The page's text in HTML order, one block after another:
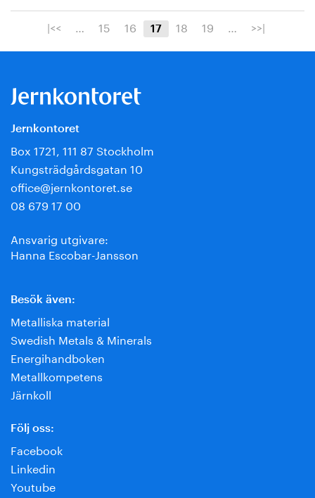
|<< … 15 16 17 18 19 … >>|
Jernkontoret
Box 1721, 111 87 Stockholm
Kungsträdgårdsgatan 10
office@jernkontoret.se
08 679 17 00
Ansvarig utgivare:
Hanna Escobar-Jansson
Besök även:
Metalliska material
Swedish Metals & Minerals
Energihandboken
Metallkompetens
Järnkoll
Följ oss:
Facebook
Linkedin
Youtube